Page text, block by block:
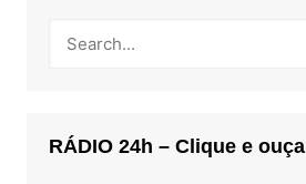
RÁDIO 24h – Clique e ouça